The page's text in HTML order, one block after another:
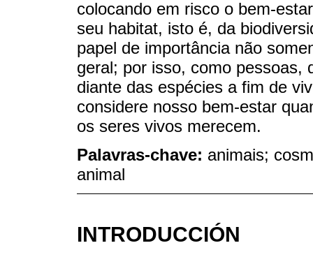
colocando em risco o bem-
seu habitat, isto é, da
papel de importância não
geral; por isso, como pessoas,
diante das espécies a fim de
considere nosso bem-estar
os seres vivos merecem.
Palavras-chave: animais;
animal
INTRODUCCIÓN